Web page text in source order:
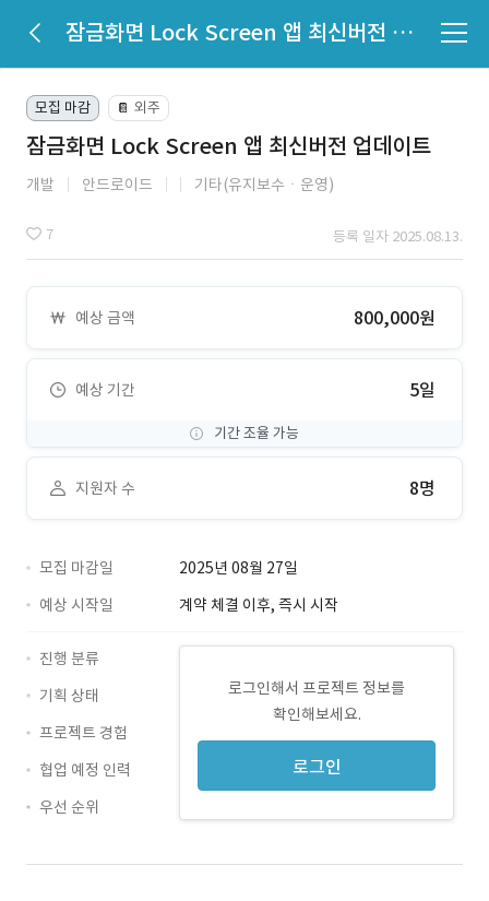
잠금화면 Lock Screen 앱 최신버전 업데이트
모집 마감 📔 외주
잠금화면 Lock Screen 앱 최신버전 업데이트
개발 안드로이드 기타(유지보수ㆍ운영)
7 등록 일자 2025.08.13.
예상 금액 800,000원
예상 기간 5일
기간 조율 가능
지원자 수 8명
모집 마감일
2025년 08월 27일
예상 시작일
계약 체결 이후, 즉시 시작
로그인해서 프로젝트 정보를
확인해보세요.
로그인
진행 분류
기획 상태
프로젝트 경험
협업 예정 인력
우선 순위